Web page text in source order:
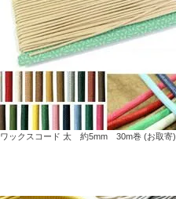
ワックスコード 太 約5mm 30m巻 (お取寄)